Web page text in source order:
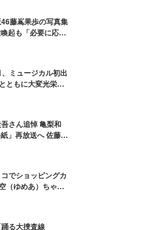
藤嶌果歩の写真集
起も「必要に応じ
ミュージカル初出
ともに大変光栄」
さん追悼 亀梨和
」再放送へ 佐藤隆
でショッピングカ
（ゆめあ）ちゃん
声
る大捜査線